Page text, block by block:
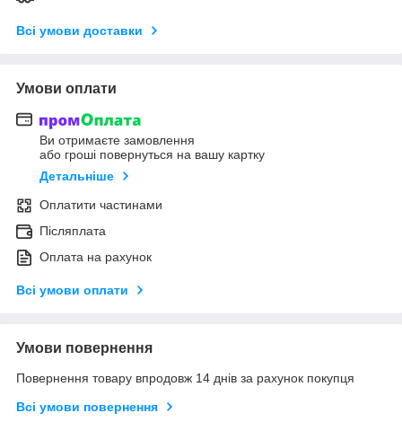
Всі умови доставки
Умови оплати
Ви отримаєте замовлення
або гроші повернуться на вашу картку
Детальніше
Оплатити частинами
Післяплата
Оплата на рахунок
Всі умови оплати
Умови повернення
Повернення товару впродовж 14 днів за рахунок покупця
Всі умови повернення